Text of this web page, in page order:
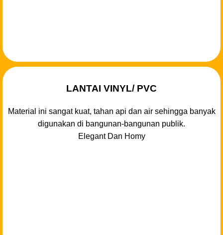
LANTAI VINYL/ PVC
Material ini sangat kuat, tahan api dan air sehingga banyak
digunakan di bangunan-bangunan publik.
Elegant Dan Homy